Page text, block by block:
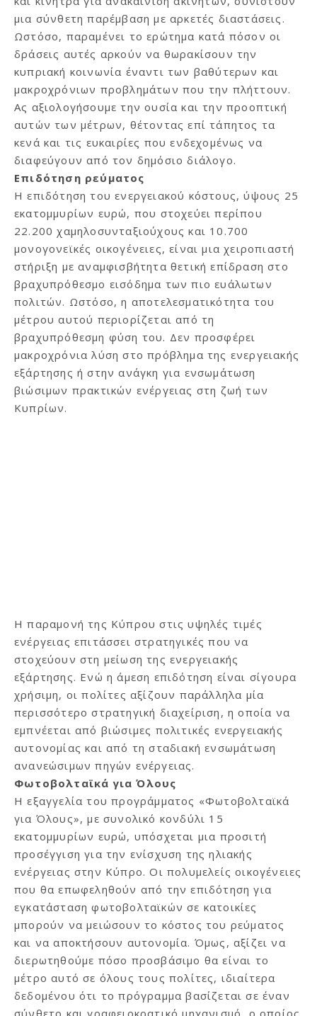
μια σύνθετη παρέμβαση με αρκετές διαστάσεις.
Ωστόσο, παραμένει το ερώτημα κατά πόσον οι
δράσεις αυτές αρκούν να θωρακίσουν την
κυπριακή κοινωνία έναντι των βαθύτερων και
μακροχρόνιων προβλημάτων που την πλήττουν.
Ας αξιολογήσουμε την ουσία και την προοπτική
αυτών των μέτρων, θέτοντας επί τάπητος τα
κενά και τις ευκαιρίες που ενδεχομένως να
διαφεύγουν από τον δημόσιο διάλογο.
Επιδότηση ρεύματος
Η επιδότηση του ενεργειακού κόστους, ύψους 25
εκατομμυρίων ευρώ, που στοχεύει περίπου
22.200 χαμηλοσυνταξιούχους και 10.700
μονογονεϊκές οικογένειες, είναι μια χειροπιαστή
στήριξη με αναμφισβήτητα θετική επίδραση στο
βραχυπρόθεσμο εισόδημα των πιο ευάλωτων
πολιτών. Ωστόσο, η αποτελεσματικότητα του
μέτρου αυτού περιορίζεται από τη
βραχυπρόθεσμη φύση του. Δεν προσφέρει
μακροχρόνια λύση στο πρόβλημα της ενεργειακής
εξάρτησης ή στην ανάγκη για ενσωμάτωση
βιώσιμων πρακτικών ενέργειας στη ζωή των
Κυπρίων.
Η παραμονή της Κύπρου στις υψηλές τιμές
ενέργειας επιτάσσει στρατηγικές που να
στοχεύουν στη μείωση της ενεργειακής
εξάρτησης. Ενώ η άμεση επιδότηση είναι σίγουρα
χρήσιμη, οι πολίτες αξίζουν παράλληλα μία
περισσότερο στρατηγική διαχείριση, η οποία να
εμπνέεται από βιώσιμες πολιτικές ενεργειακής
αυτονομίας και από τη σταδιακή ενσωμάτωση
ανανεώσιμων πηγών ενέργειας.
Φωτοβολταϊκά για Όλους
Η εξαγγελία του προγράμματος «Φωτοβολταϊκά
για Όλους», με συνολικό κονδύλι 15
εκατομμυρίων ευρώ, υπόσχεται μια προσιτή
προσέγγιση για την ενίσχυση της ηλιακής
ενέργειας στην Κύπρο. Οι πολυμελείς οικογένειες
που θα επωφεληθούν από την επιδότηση για
εγκατάσταση φωτοβολταϊκών σε κατοικίες
μπορούν να μειώσουν το κόστος του ρεύματος
και να αποκτήσουν αυτονομία. Όμως, αξίζει να
διερωτηθούμε πόσο προσβάσιμο θα είναι το
μέτρο αυτό σε όλους τους πολίτες, ιδιαίτερα
δεδομένου ότι το πρόγραμμα βασίζεται σε έναν
σύνθετο και γραφειοκρατικό μηχανισμό, ο οποίος